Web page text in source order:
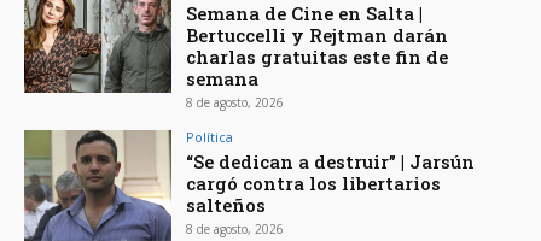
Semana de Cine en Salta |
Bertuccelli y Rejtman darán
charlas gratuitas este fin de
semana
8 de agosto, 2026
Política
“Se dedican a destruir” | Jarsún
cargó contra los libertarios
salteños
8 de agosto, 2026